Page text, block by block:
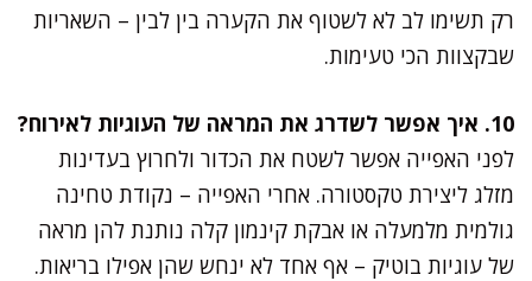
רק תשימו לב לא לשטוף את הקערה בין לבין – השאריות
שבקצוות הכי טעימות.
10. איך אפשר לשדרג את המראה של העוגיות לאירוח?
לפני האפייה אפשר לשטח את הכדור ולחרוץ בעדינות
מזלג ליצירת טקסטורה. אחרי האפייה – נקודת טחינה
גולמית מלמעלה או אבקת קינמון קלה נותנת להן מראה
של עוגיות בוטיק – אף אחד לא ינחש שהן אפילו בריאות.